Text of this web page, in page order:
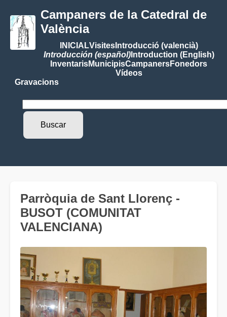
Campaners de la Catedral de
València
INICIALVisitesIntroducció (valencià)
Introducción (español)Introduction (English)
InventarisMunicipisCampanersFonedors
Vídeos
Gravacions
Parròquia de Sant Llorenç -
BUSOT (COMUNITAT
VALENCIANA)